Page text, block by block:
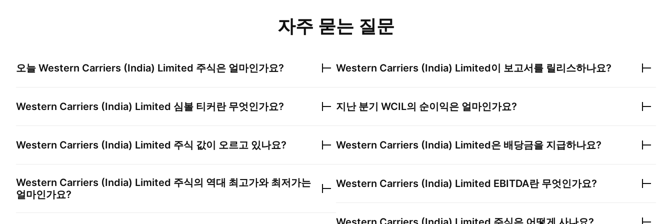
자주 묻는 질문
오늘 Western Carriers (India) Limited 주식은 얼마인가요?
Western Carriers (India) Limited 심볼 티커란 무엇인가요?
Western Carriers (India) Limited 주식 값이 오르고 있나요?
Western Carriers (India) Limited 주식의 역대 최고가와 최저가는
얼마인가요?
Western Carriers (India) Limited이 보고서를 릴리스하나요?
지난 분기 WCIL의 순이익은 얼마인가요?
Western Carriers (India) Limited은 배당금을 지급하나요?
Western Carriers (India) Limited EBITDA란 무엇인가요?